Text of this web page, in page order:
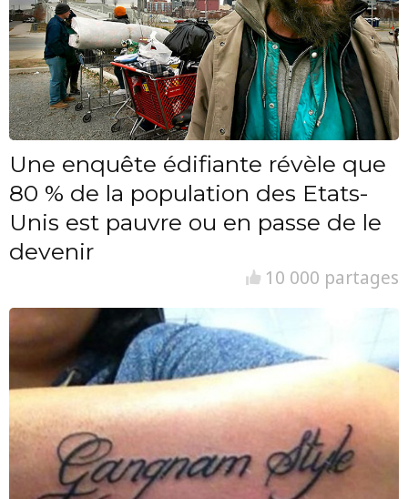
Une enquête édifiante révèle que
80 % de la population des Etats-
Unis est pauvre ou en passe de le
devenir
10 000 partages